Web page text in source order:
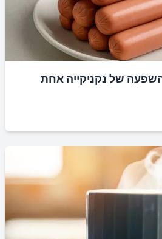
של נקניקייה אחת